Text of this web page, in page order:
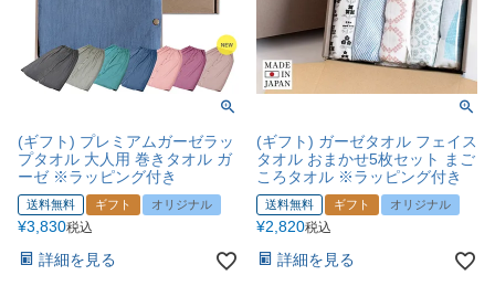
(ギフト) プレミアムガーゼラッ
プタオル 大人用 巻きタオル ガ
ーゼ ※ラッピング付き
送料無料 ギフト オリジナル
¥3,830税込
詳細を見る
(ギフト) ガーゼタオル フェイス
タオル おまかせ5枚セット まご
ころタオル ※ラッピング付き
送料無料 ギフト オリジナル
¥2,820税込
詳細を見る